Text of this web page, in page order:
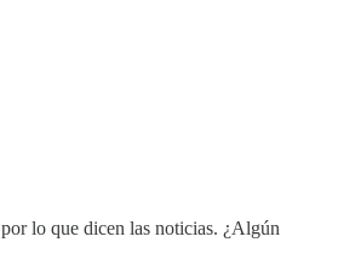
lo que dicen las noticias. ¿Algún